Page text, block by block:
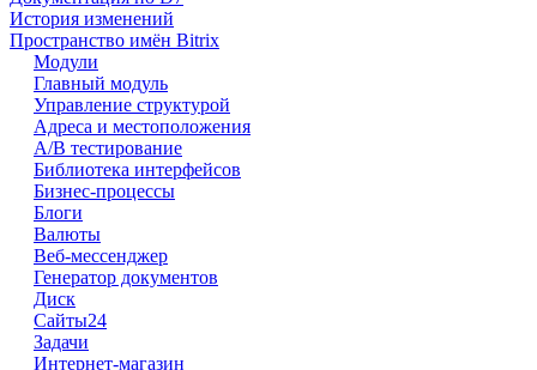
История изменений
Пространство имён Bitrix
Модули
Главный модуль
Управление структурой
Адреса и местоположения
А/В тестирование
Библиотека интерфейсов
Бизнес-процессы
Блоги
Валюты
Веб-мессенджер
Генератор документов
Диск
Сайты24
Задачи
Интернет-магазин